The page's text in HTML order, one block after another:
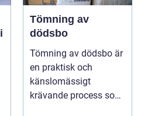
Tömning av
dödsbo
Tömning av dödsbo är
en praktisk och
känslomässigt
krävande process som